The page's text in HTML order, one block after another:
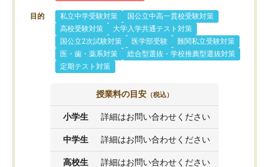
目的 私立中学受験対策
国公立中高一貫校受験対策
高校受験対策
大学入学共通テスト対策
国公立2次試験対策
医学部受験
難関私立受験対策
医・歯・薬系対策
総合型選抜・学校推薦型選抜対策
定期テスト対策
授業料の目安 （税込）
小学生 詳細はお問い合わせください
中学生 詳細はお問い合わせください
高校生 詳細はお問い合わせください